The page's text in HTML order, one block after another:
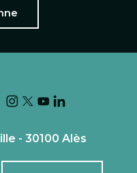
- 30100 Alès